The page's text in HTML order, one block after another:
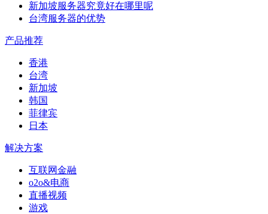
新加坡服务器究竟好在哪里呢
台湾服务器的优势
产品推荐
香港
台湾
新加坡
韩国
菲律宾
日本
解决方案
互联网金融
o2o&电商
直播视频
游戏